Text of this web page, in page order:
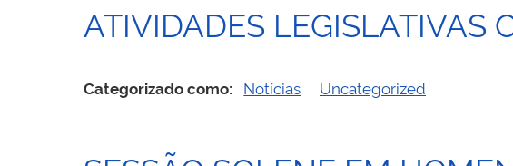
ATIVIDADES LEGISLATIVAS
Categorizado como: Notícias Uncategorized